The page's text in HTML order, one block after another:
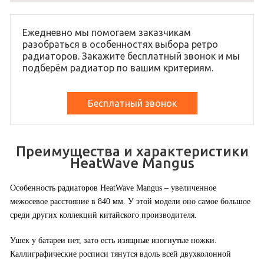
Ежедневно мы помогаем заказчикам
разобраться в особенностях выбора ретро
радиаторов. Закажите бесплатный звонок и мы
подберём радиатор по вашим критериям.
Бесплатный звонок
Преимущества и характеристики
HeatWave Mangus
Особенность радиаторов HeatWave Mangus – увеличенное
межосевое расстояние в 840 мм. У этой модели оно самое большое
среди других коллекций китайского производителя.
Ушек у батареи нет, зато есть изящные изогнутые ножки.
Каллиграфические росписи тянутся вдоль всей двухколонной